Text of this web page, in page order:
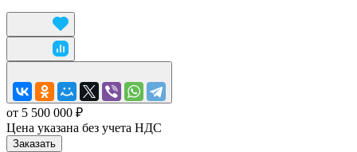
от 5 500 000 ₽
Цена указана без учета НДС
Заказать